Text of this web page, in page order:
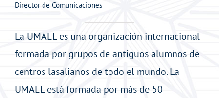
Director de Comunicaciones
La UMAEL es una organización internacional
formada por grupos de antiguos alumnos de
centros lasalianos de todo el mundo. La
UMAEL está formada por más de 50